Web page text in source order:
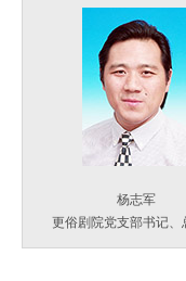
杨志军
更俗剧院党支部书记、